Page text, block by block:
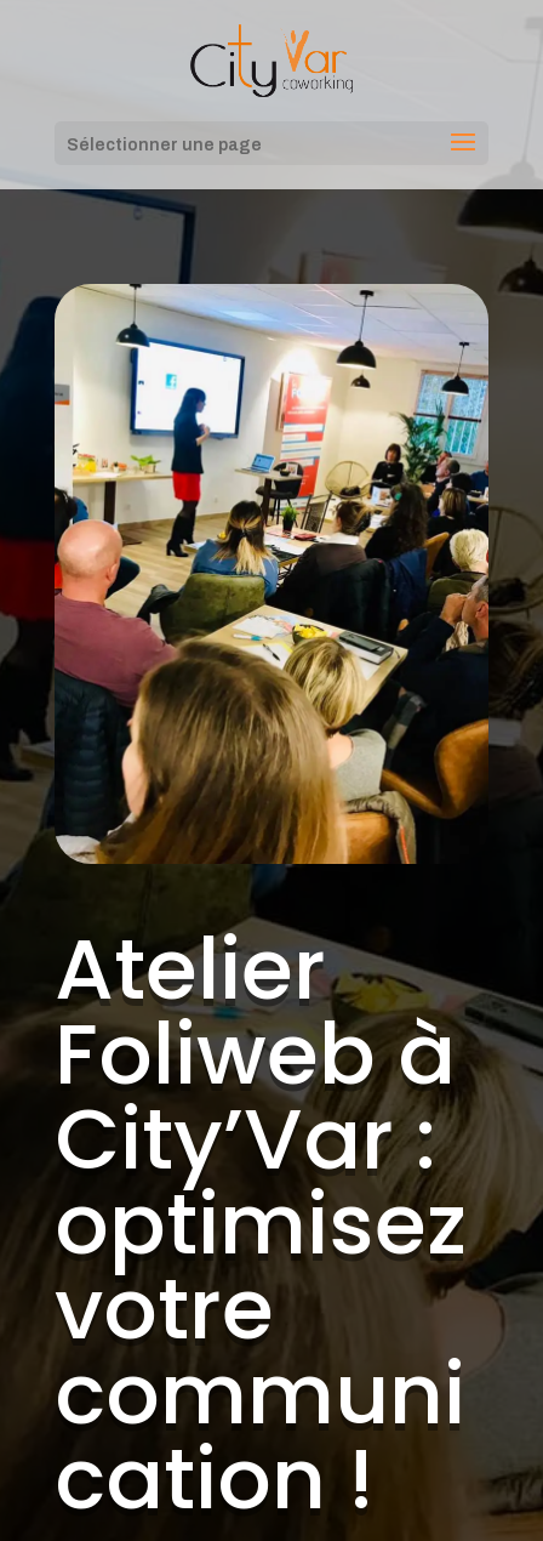
Sélectionner une page
Atelier
Foliweb à
City’Var :
optimisez
votre
communi
cation !